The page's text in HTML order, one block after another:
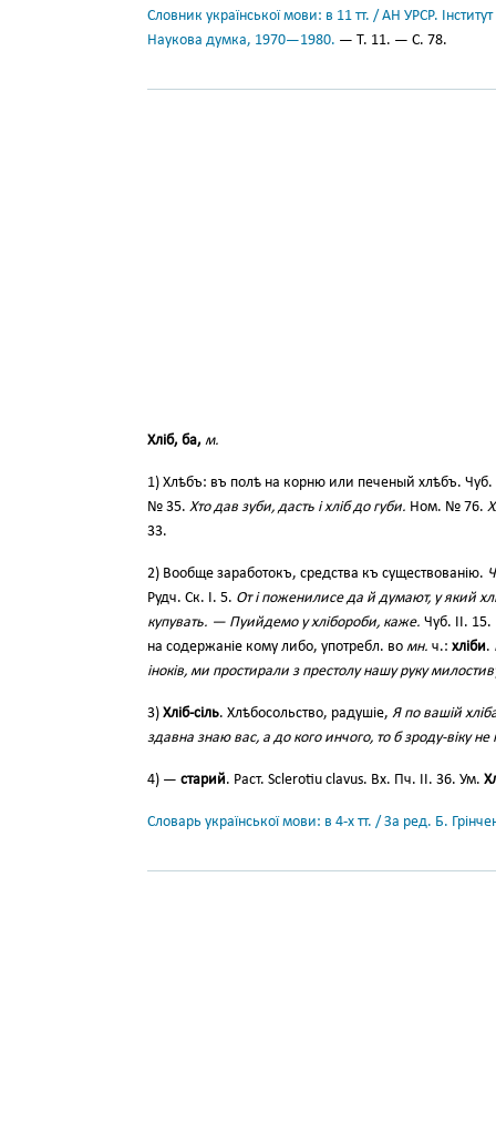
Словник української мови: в 11 тт. / АН УРСР.
Наукова думка, 1970—1980. — Т. 11. — С. 78.
Хліб, ба, м.
1) Хлѣбъ: въ полѣ на корню или печеный хлѣбъ.
№ 35. Хто дав зуби, дасть і хліб до губи. Ном. № 76.
33.
2) Вообще заработокъ, средства къ существованію.
Рудч. Ск. І. 5. От і поженилисе да й думают, у який
купувать. — Пуийдемо у хлібороби, каже. Чуб. II. 15.
на содержаніе кому либо, употребл. во мн. ч.: хліби.
іноків, ми простирали з престолу нашу руку
3) Хліб-сіль. Хлѣбосольство, радушіе, Я по вашій
здавна знаю вас, а до кого инчого, то б зроду-віку
4) — старий. Раст. Sclerotiu clavus. Вх. Пч. II. 36. Ум.
Словарь української мови: в 4-х тт. / За ред. Б.